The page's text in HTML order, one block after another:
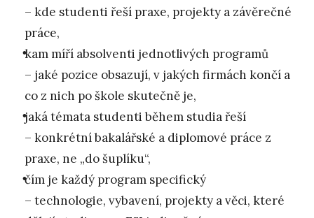
– kde studenti řeší praxe, projekty a závěrečné
práce,
kam míří absolventi jednotlivých programů
– jaké pozice obsazují, v jakých firmách končí a
co z nich po škole skutečně je,
jaká témata studenti během studia řeší
– konkrétní bakalářské a diplomové práce z
praxe, ne „do šuplíku“,
čím je každý program specifický
– technologie, vybavení, projekty a věci, které